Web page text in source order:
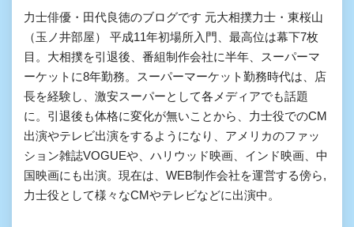
力士俳優・田代良徳のブログです 元大相撲力士・東桜山
（玉ノ井部屋） 平成11年初場所入門、最高位は幕下7枚
目。大相撲を引退後、番組制作会社に半年、スーパーマ
ーケットに8年勤務。スーパーマーケット勤務時代は、店
長を経験し、激安スーパーとして各メディアでも話題
に。引退後も体格に変化が無いことから、力士役でのCM
出演やテレビ出演をするようになり、アメリカのファッ
ション雑誌VOGUEや、ハリウッド映画、インド映画、中
国映画にも出演。現在は、WEB制作会社を運営する傍ら,
力士役として様々なCMやテレビなどに出演中。